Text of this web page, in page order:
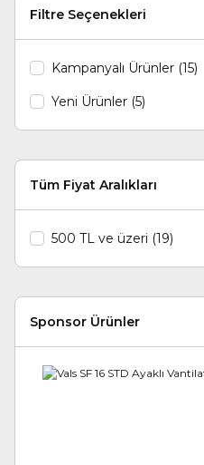
Filtre Seçenekleri
Kampanyalı Ürünler (15)
Yeni Ürünler (5)
Tüm Fiyat Aralıkları
500 TL ve üzeri (19)
Sponsor Ürünler